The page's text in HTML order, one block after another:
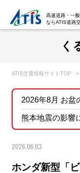
高速道路・一
ならATIS道路
く
ATIS交通情報サイトTOP >
2026年8月 お盆
熊本地震の影響
2026.06.03
ホンダ新型「